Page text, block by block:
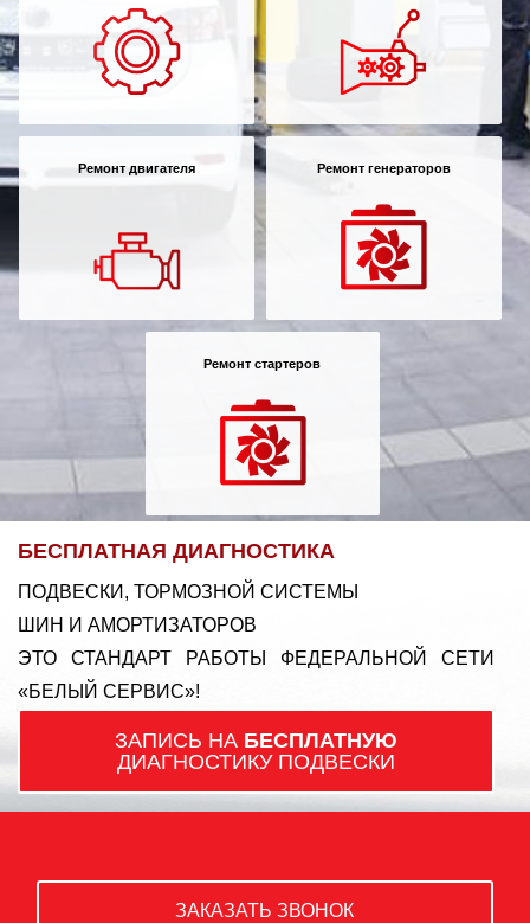
Ремонт двигателя Ремонт генераторов
Ремонт стартеров
БЕСПЛАТНАЯ ДИАГНОСТИКА
ПОДВЕСКИ, ТОРМОЗНОЙ СИСТЕМЫ
ШИН И АМОРТИЗАТОРОВ
ЭТО СТАНДАРТ РАБОТЫ ФЕДЕРАЛЬНОЙ СЕТИ
«БЕЛЫЙ СЕРВИС»!
ЗАПИСЬ НА БЕСПЛАТНУЮ
ДИАГНОСТИКУ ПОДВЕСКИ
ЗАКАЗАТЬ ЗВОНОК